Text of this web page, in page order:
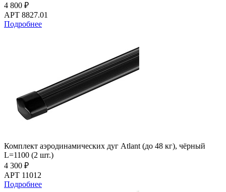
4 800 ₽
АРТ 8827.01
Подробнее
Комплект аэродинамических дуг Atlant (до 48 кг), чёрный
L=1100 (2 шт.)
4 300 ₽
АРТ 11012
Подробнее